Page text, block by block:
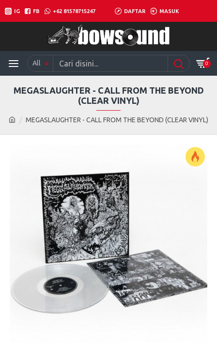
IG FB +62 81578715247 DAFTAR MASUK
All 0
MEGASLAUGHTER - CALL FROM THE BEYOND (CLEAR VINYL)
MEGASLAUGHTER - CALL FROM THE BEYOND
(CLEAR VINYL)